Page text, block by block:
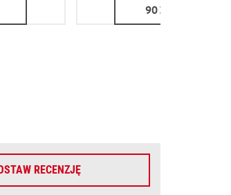
90ZŁ
RECENZJĘ